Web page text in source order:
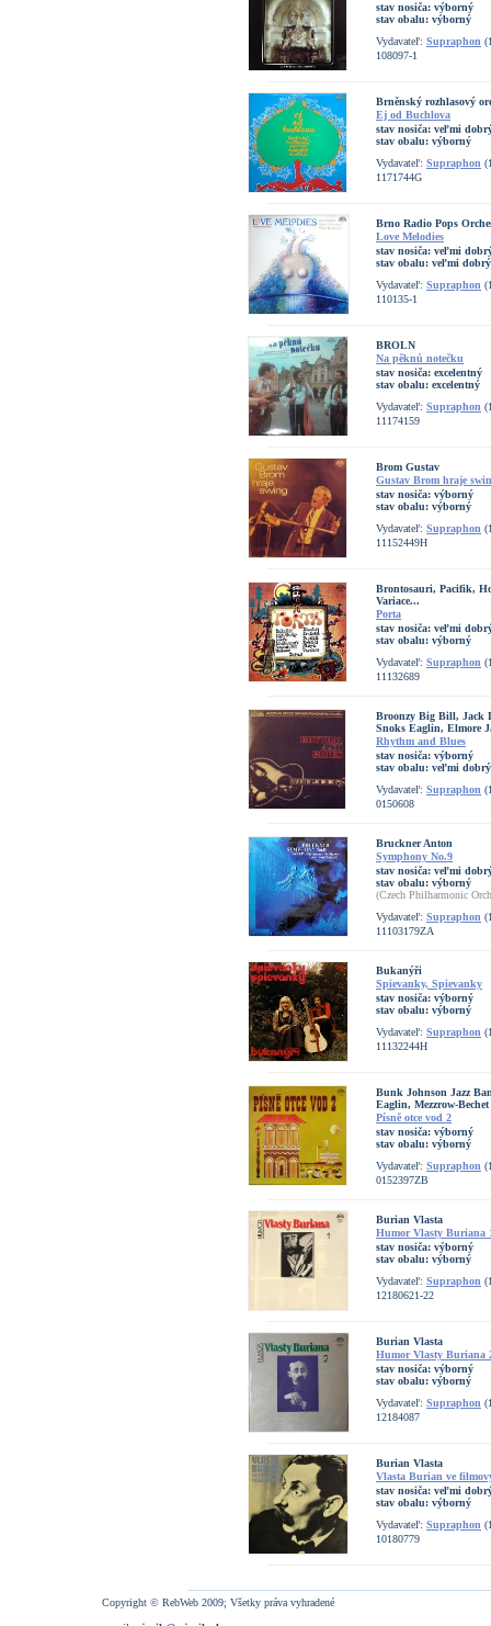
stav nosiča: výborný
stav obalu: výborný
Vydavateľ: Supraphon
108097-1
Brněnský rozhlasový
Ej od Buchlova
stav nosiča: veľmi
stav obalu: výborný
Vydavateľ: Supraphon
1171744G
Brno Radio Pops
Love Melodies
stav nosiča: veľmi
stav obalu: veľmi
Vydavateľ: Supraphon
110135-1
BROLN
Na pěknú notečku
stav nosiča: excelentný
stav obalu: excelentný
Vydavateľ: Supraphon
11174159
Brom Gustav
Gustav Brom hraje
stav nosiča: výborný
stav obalu: výborný
Vydavateľ: Supraphon
11152449H
Brontosauri, Pacifik,
Variace...
Porta
stav nosiča: veľmi
stav obalu: výborný
Vydavateľ: Supraphon
11132689
Broonzy Big Bill, Jack
Snoks Eaglin, Elmore
Rhythm and Blues
stav nosiča: výborný
stav obalu: veľmi
Vydavateľ: Supraphon
0150608
Bruckner Anton
Symphony No.9
stav nosiča: veľmi
stav obalu: výborný
(Czech Philharmonic
Vydavateľ: Supraphon
11103179ZA
Bukanýři
Spievanky, Spievanky
stav nosiča: výborný
stav obalu: výborný
Vydavateľ: Supraphon
11132244H
Bunk Johnson Jazz
Eaglin, Mezzrow-
Písně otce vod 2
stav nosiča: výborný
stav obalu: výborný
Vydavateľ: Supraphon
0152397ZB
Burian Vlasta
Humor Vlasty Buriana
stav nosiča: výborný
stav obalu: výborný
Vydavateľ: Supraphon
12180621-22
Burian Vlasta
Humor Vlasty Buriana
stav nosiča: výborný
stav obalu: výborný
Vydavateľ: Supraphon
12184087
Burian Vlasta
Vlasta Burian ve
stav nosiča: veľmi
stav obalu: výborný
Vydavateľ: Supraphon
10180779
Copyright © RebWeb 2009; Všetky práva vyhradené